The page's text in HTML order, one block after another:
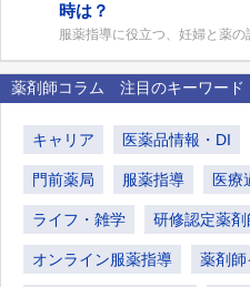
時は？
服薬指導に役立つ、妊婦と薬の
薬剤師コラム 注目のキーワード
キャリア 医薬品情報・DI
門前薬局 服薬指導 医療
ライフ・雑学 研修認定薬
オンライン服薬指導 薬剤師